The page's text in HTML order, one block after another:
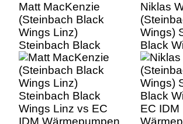
Matt MacKenzie
(Steinbach Black
Wings Linz)
Steinbach Black
Wings Linz vs EC
IDM Wärmepumpen
VSV, 2. Runde ICE
Eishockey Liga,
Linz AG Eisarena
Niklas
Wings)
Black
EC IDM
VSV, 2.
Linz AG